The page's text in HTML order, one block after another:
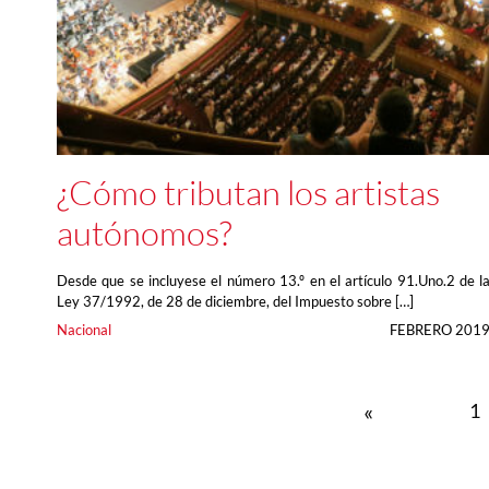
¿Cómo tributan los artistas
autónomos?
Desde que se incluyese el número 13.º en el artículo 91.Uno.2 de
Ley 37/1992, de 28 de diciembre, del Impuesto sobre […]
Nacional
FEBRERO
« 1